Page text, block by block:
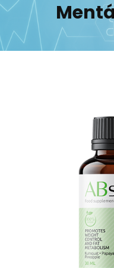
Skip
content